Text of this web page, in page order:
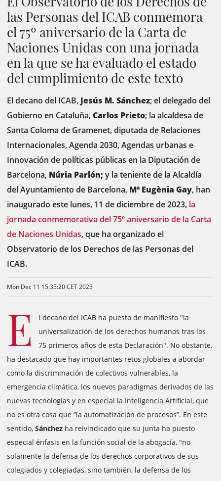
las Personas del ICAB conmemora
el 75º aniversario de la Carta de
Naciones Unidas con una jornada
en la que se ha evaluado el estado
del cumplimiento de este texto
El decano del ICAB, Jesús M. Sánchez; el delegado del
Gobierno en Cataluña, Carlos Prieto; la alcaldesa de
Santa Coloma de Gramenet, diputada de Relaciones
Internacionales, Agenda 2030, Agendas urbanas e
Innovación de políticas públicas en la Diputación de
Barcelona, Núria Parlón; y la teniente de la Alcaldía
del Ayuntamiento de Barcelona, Mª Eugènia Gay, han
inaugurado este lunes, 11 de diciembre de 2023, la
jornada conmemorativa del 75º aniversario de la Carta
de Naciones Unidas, que ha organizado el
Observatorio de los Derechos de las Personas del
ICAB.
Mon Dec 11 15:35:20 CET 2023
E
l decano del ICAB ha puesto de manifiesto "la
universalización de los derechos humanos tras los
75 primeros años de esta Declaración". No obstante,
ha destacado que hay importantes retos globales a abordar
como la discriminación de colectivos vulnerables, la
emergencia climática, los nuevos paradigmas derivados de las
nuevas tecnologías y en especial la Inteligencia Artificial, que
no es otra cosa que “la automatización de procesos”. En este
sentido, Sánchez ha reivindicado que su junta ha puesto
especial énfasis en la función social de la abogacía, "no
solamente la defensa de los derechos corporativos de sus
colegiados y colegiadas, sino también, la defensa de los